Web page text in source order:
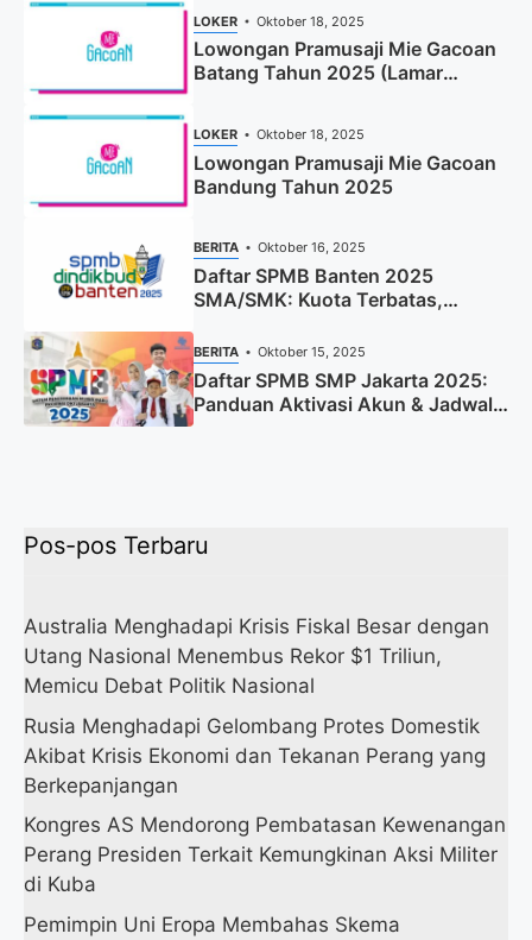
LOKER Oktober 18, 2025
Lowongan Pramusaji Mie Gacoan
Batang Tahun 2025 (Lamar
LOKER Oktober 18, 2025
Lowongan Pramusaji Mie Gacoan
Bandung Tahun 2025
BERITA Oktober 16, 2025
Daftar SPMB Banten 2025
SMA/SMK: Kuota Terbatas,
BERITA Oktober 15, 2025
Daftar SPMB SMP Jakarta 2025:
Panduan Aktivasi Akun & Jadwal
Lengkap
Pos-pos Terbaru
Australia Menghadapi Krisis Fiskal Besar dengan
Utang Nasional Menembus Rekor $1 Triliun,
Memicu Debat Politik Nasional
Rusia Menghadapi Gelombang Protes Domestik
Akibat Krisis Ekonomi dan Tekanan Perang yang
Berkepanjangan
Kongres AS Mendorong Pembatasan Kewenangan
Perang Presiden Terkait Kemungkinan Aksi Militer
di Kuba
Pemimpin Uni Eropa Membahas Skema